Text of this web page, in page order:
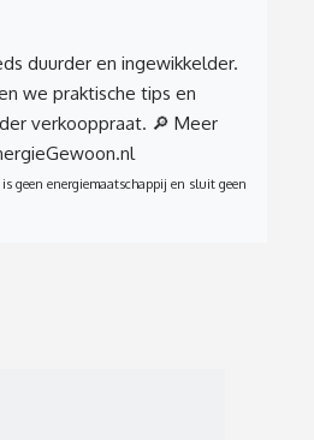
duurder en ingewikkelder.
we praktische tips en
verkooppraat. 🔎 Meer
geen energiemaatschappij en sluit geen